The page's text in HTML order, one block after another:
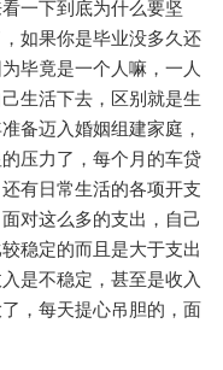
一下到底为什么要坚
如果你是毕业没多久还
毕竟是一个人嘛，一人
生活下去，区别就是生
备迈入婚姻组建家庭，
压力了，每个月的车贷
有日常生活的各项开支
对这么多的支出，自己
稳定的而且是大于支出
是不稳定，甚至是收入
，每天提心吊胆的，面